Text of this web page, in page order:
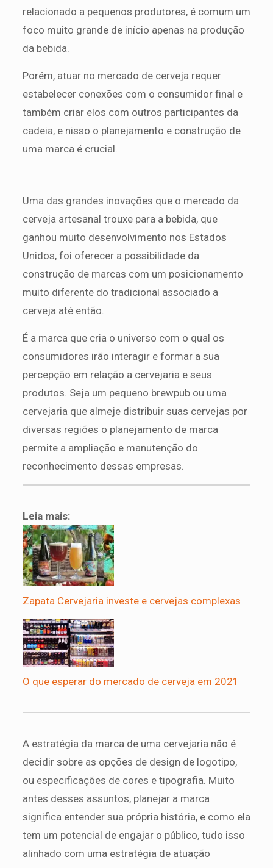
relacionado a pequenos produtores, é comum um
foco muito grande de início apenas na produção
da bebida.
Porém, atuar no mercado de cerveja requer
estabelecer conexões com o consumidor final e
também criar elos com outros participantes da
cadeia, e nisso o planejamento e construção de
uma marca é crucial.
Uma das grandes inovações que o mercado da
cerveja artesanal trouxe para a bebida, que
ganhou muito desenvolvimento nos Estados
Unidos, foi oferecer a possibilidade da
construção de marcas com um posicionamento
muito diferente do tradicional associado a
cerveja até então.
É a marca que cria o universo com o qual os
consumidores irão interagir e formar a sua
percepção em relação a cervejaria e seus
produtos. Seja um pequeno brewpub ou uma
cervejaria que almeje distribuir suas cervejas por
diversas regiões o planejamento de marca
permite a ampliação e manutenção do
reconhecimento dessas empresas.
Leia mais:
Zapata Cervejaria investe e cervejas complexas
O que esperar do mercado de cerveja em 2021
A estratégia da marca de uma cervejaria não é
decidir sobre as opções de design de logotipo,
ou especificações de cores e tipografia. Muito
antes desses assuntos, planejar a marca
significa entender sua própria história, e como ela
tem um potencial de engajar o público, tudo isso
alinhado com uma estratégia de atuação